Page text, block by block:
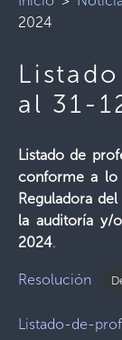
2024
al 31-
Listado de
conforme a lo
Reguladora
la auditoría y/
2024.
Resolución
Listado-de-